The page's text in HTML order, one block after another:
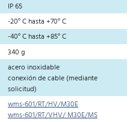
IP 65
-20° C hasta +70° C
-40° C hasta +85° C
340 g
acero inoxidable
conexión de cable (mediante
solicitud)
wms-601/RT/HV/M30E
wms-601/RT/VHV/ M30E/MS